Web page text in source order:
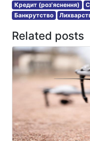
Кредит (роз'яснення)
Банкрутство
Related posts